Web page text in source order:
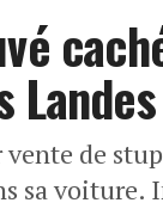
Landes
de
sa voiture.